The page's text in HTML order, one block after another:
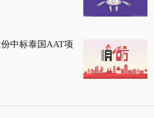
中标泰国AAT项